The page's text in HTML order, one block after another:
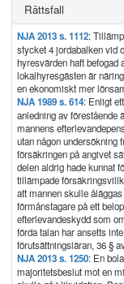
Rättsfall
NJA 2013 s. 1112:
stycket 4 jordabalken vid
hyresvärden haft befogad
lokalhyresgästen är
en ekonomiskt mer
NJA 1989 s. 614: Enligt
anledning av förestående
mannens
utan någon undersökning
försäkringen på angivet
delen aldrig hade kunnat
tillämpade
att mannen skulle
förmånstagare på ett
efterlevandeskydd som
förda talan har ansetts
förutsättningsläran, 36 §
NJA 2013 s. 1250: En
majoritetsbeslut mot en